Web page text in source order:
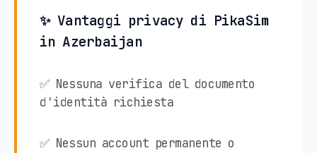
✨ Vantaggi privacy di PikaSim
in Azerbaijan
✅ Nessuna verifica del documento
d'identità richiesta
✅ Nessun account permanente o